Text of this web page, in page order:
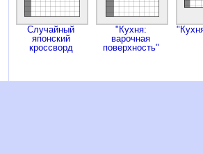
Случайный
японский
кроссворд
"Кухня:
варочная
поверхность"